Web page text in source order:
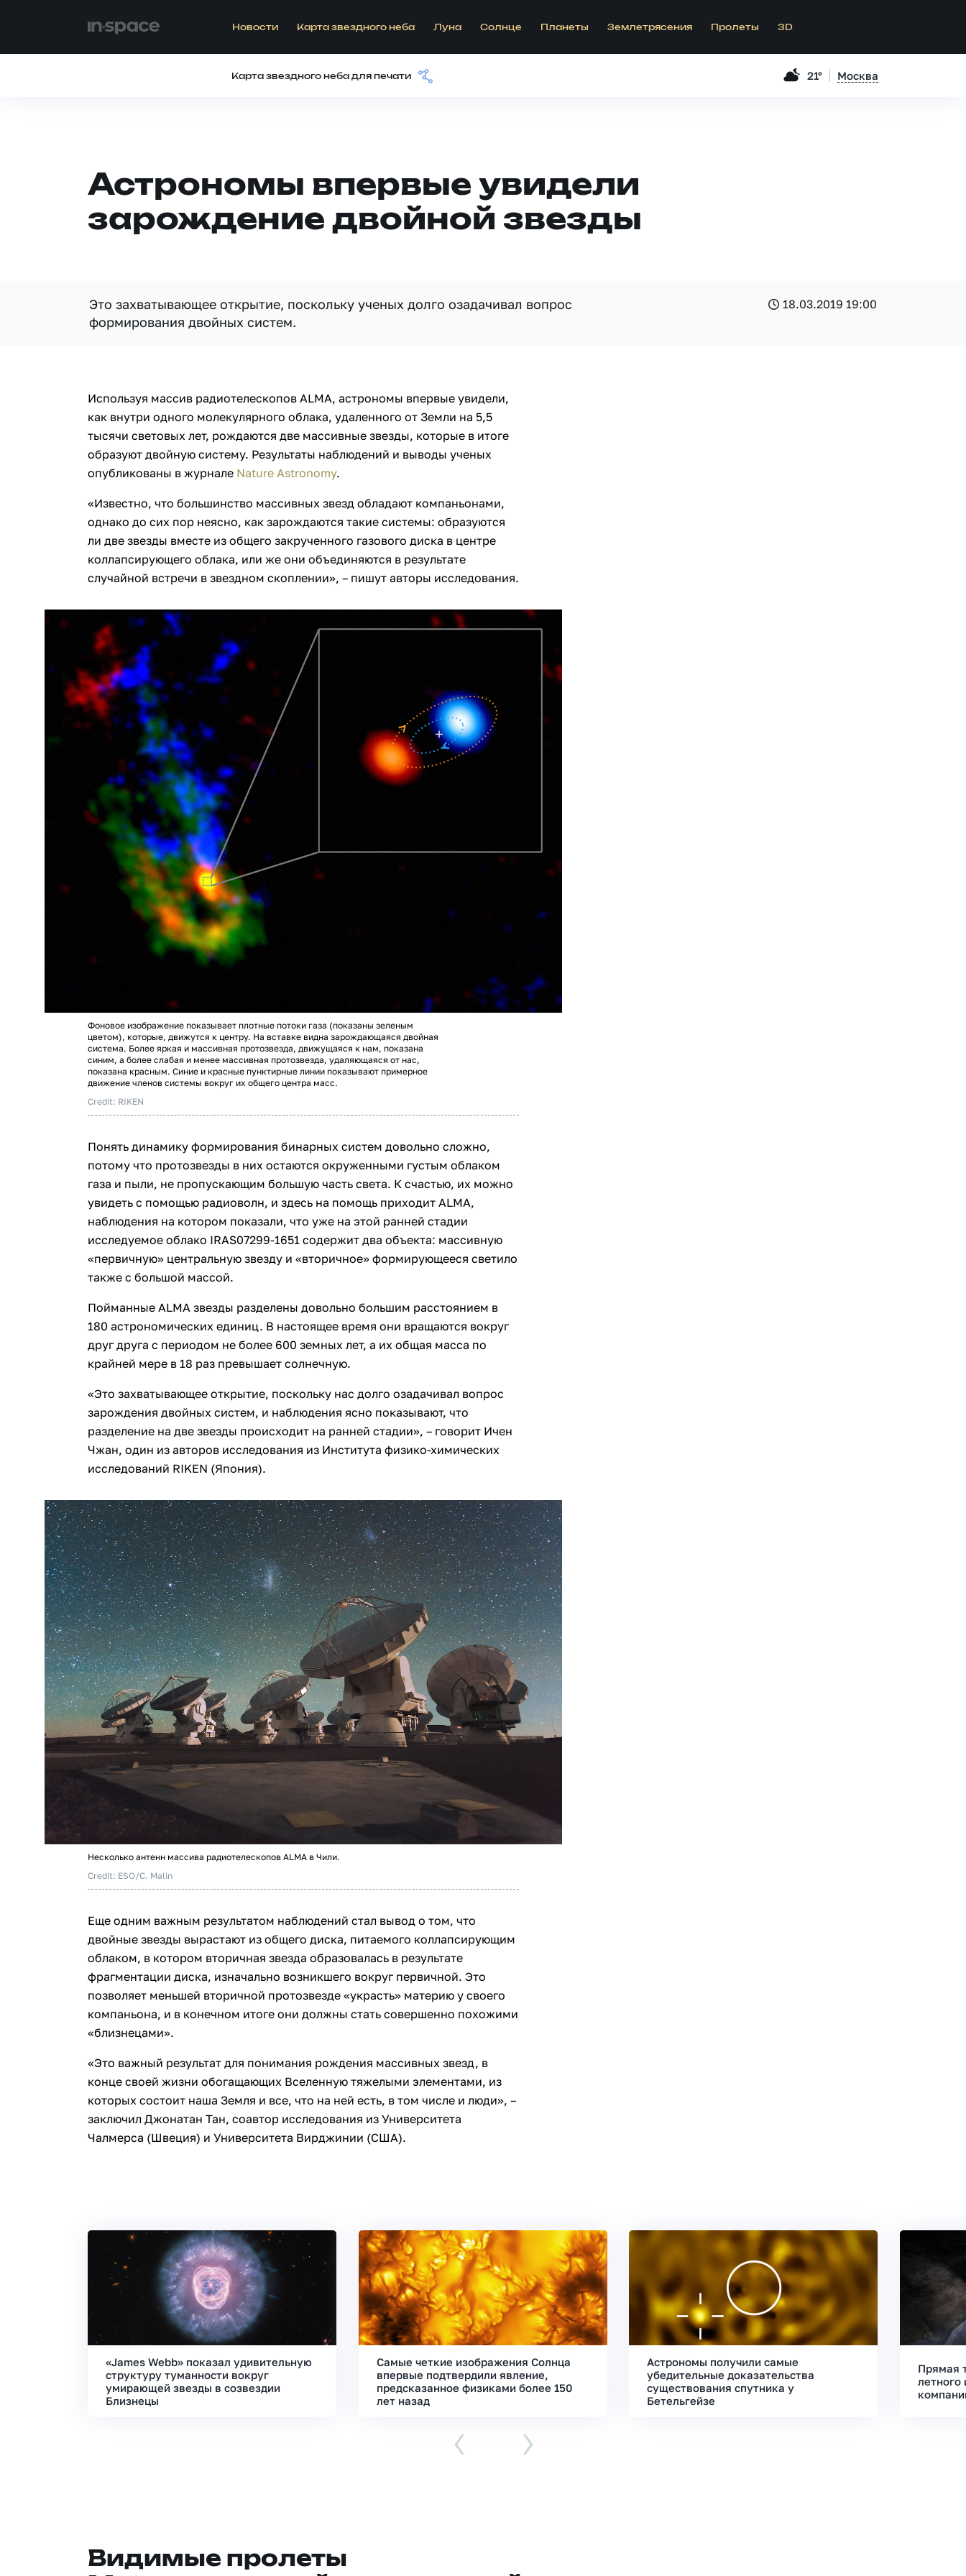
Новости Карта звездного неба Луна Солнце Планеты Землетрясения Пролеты 3D
Карта звездного неба для печати 21° Москва
Астрономы впервые увидели
зарождение двойной звезды
Это захватывающее открытие, поскольку ученых долго озадачивал вопрос
формирования двойных систем.
18.03.2019 19:00
Используя массив радиотелескопов ALMA, астрономы впервые увидели,
как внутри одного молекулярного облака, удаленного от Земли на 5,5
тысячи световых лет, рождаются две массивные звезды, которые в итоге
образуют двойную систему. Результаты наблюдений и выводы ученых
опубликованы в журнале Nature Astronomy.
«Известно, что большинство массивных звезд обладают компаньонами,
однако до сих пор неясно, как зарождаются такие системы: образуются
ли две звезды вместе из общего закрученного газового диска в центре
коллапсирующего облака, или же они объединяются в результате
случайной встречи в звездном скоплении», – пишут авторы исследования.
Фоновое изображение показывает плотные потоки газа (показаны зеленым
цветом), которые, движутся к центру. На вставке видна зарождающаяся двойная
система. Более яркая и массивная протозвезда, движущаяся к нам, показана
синим, а более слабая и менее массивная протозвезда, удаляющаяся от нас,
показана красным. Синие и красные пунктирные линии показывают примерное
движение членов системы вокруг их общего центра масс.
Credit: RIKEN
Понять динамику формирования бинарных систем довольно сложно,
потому что протозвезды в них остаются окруженными густым облаком
газа и пыли, не пропускающим большую часть света. К счастью, их можно
увидеть с помощью радиоволн, и здесь на помощь приходит ALMA,
наблюдения на котором показали, что уже на этой ранней стадии
исследуемое облако IRAS07299-1651 содержит два объекта: массивную
«первичную» центральную звезду и «вторичное» формирующееся светило
также с большой массой.
Пойманные ALMA звезды разделены довольно большим расстоянием в
180 астрономических единиц. В настоящее время они вращаются вокруг
друг друга с периодом не более 600 земных лет, а их общая масса по
крайней мере в 18 раз превышает солнечную.
«Это захватывающее открытие, поскольку нас долго озадачивал вопрос
зарождения двойных систем, и наблюдения ясно показывают, что
разделение на две звезды происходит на ранней стадии», – говорит Ичен
Чжан, один из авторов исследования из Института физико-химических
исследований RIKEN (Япония).
Несколько антенн массива радиотелескопов ALMA в Чили.
Credit: ESO/C. Malin
Еще одним важным результатом наблюдений стал вывод о том, что
двойные звезды вырастают из общего диска, питаемого коллапсирующим
облаком, в котором вторичная звезда образовалась в результате
фрагментации диска, изначально возникшего вокруг первичной. Это
позволяет меньшей вторичной протозвезде «украсть» материю у своего
компаньона, и в конечном итоге они должны стать совершенно похожими
«близнецами».
«Это важный результат для понимания рождения массивных звезд, в
конце своей жизни обогащающих Вселенную тяжелыми элементами, из
которых состоит наша Земля и все, что на ней есть, в том числе и люди», –
заключил Джонатан Тан, соавтор исследования из Университета
Чалмерса (Швеция) и Университета Вирджинии (США).
«James Webb» показал удивительную
структуру туманности вокруг
умирающей звезды в созвездии
Близнецы
Самые четкие изображения Солнца
впервые подтвердили явление,
предсказанное физиками более 150
лет назад
Астрономы получили самые
убедительные доказательства
существования спутника у
Бетельгейзе
Прямая
летного
‹ ›
Видимые пролеты